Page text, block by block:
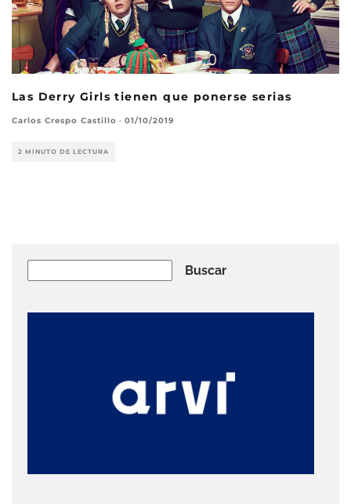
Las Derry Girls tienen que ponerse serias
Carlos Crespo Castillo · 01/10/2019
2 MINUTO DE LECTURA
Buscar